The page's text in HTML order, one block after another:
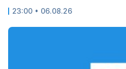
23:00 • 06.08.26